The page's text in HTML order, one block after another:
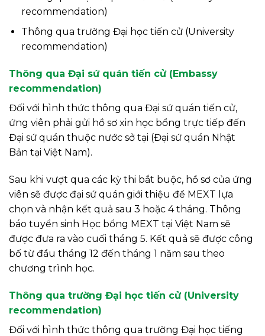
recommendation)
Thông qua trường Đại học tiến cử (University
recommendation)
Thông qua Đại sứ quán tiến cử (Embassy
recommendation)
Đối với hình thức thông qua Đại sứ quán tiến cử,
ứng viên phải gửi hồ sơ xin học bổng trực tiếp đến
Đại sứ quán thuộc nước sở tại (Đại sứ quán Nhật
Bản tại Việt Nam).
Sau khi vượt qua các kỳ thi bắt buộc, hồ sơ của ứng
viên sẽ được đại sứ quán giới thiệu để MEXT lựa
chọn và nhận kết quả sau 3 hoặc 4 tháng. Thông
báo tuyển sinh Học bổng MEXT tại Việt Nam sẽ
được đưa ra vào cuối tháng 5. Kết quả sẽ được công
bố từ đầu tháng 12 đến tháng 1 năm sau theo
chương trình học.
Thông qua trường Đại học tiến cử (University
recommendation)
Đối với hình thức thông qua trường Đại học tiếng